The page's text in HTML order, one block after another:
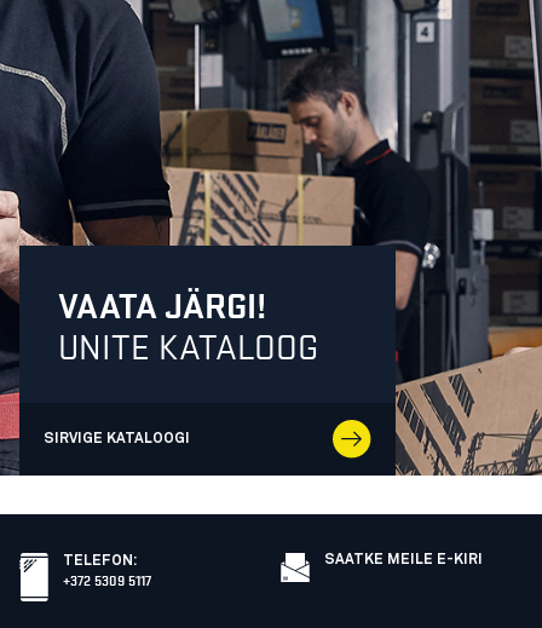
VAATA JÄRGI!
UNITE KATALOOG
SIRVIGE KATALOOGI
TELEFON :
+372 5309 5117
SAATKE MEILE E-KIRI